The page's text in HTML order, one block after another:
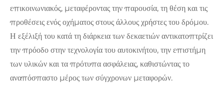
επικοινωνιακός, μεταφέροντας την παρουσία, τη θέση και τις
προθέσεις ενός οχήματος στους άλλους χρήστες του δρόμου.
Η εξέλιξή του κατά τη διάρκεια των δεκαετιών αντικατοπτρίζει
την πρόοδο στην τεχνολογία του αυτοκινήτου, την επιστήμη
των υλικών και τα πρότυπα ασφάλειας, καθιστώντας το
αναπόσπαστο μέρος των σύγχρονων μεταφορών.